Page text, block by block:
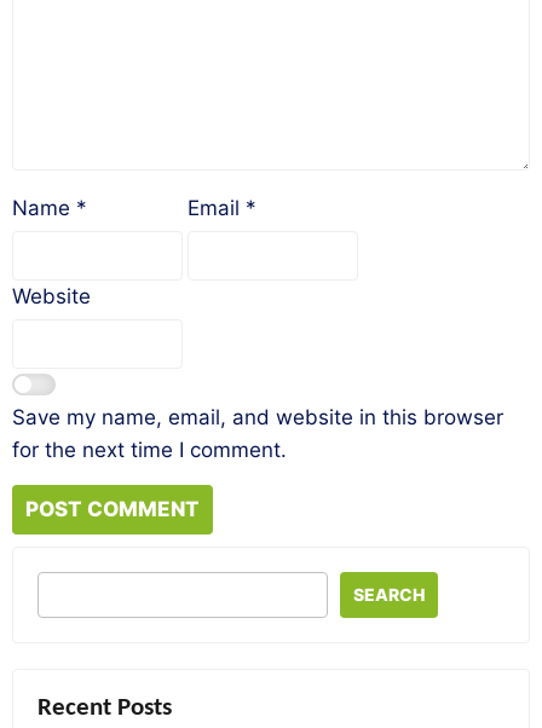
Name * Email *
Website
Save my name, email, and website in this browser
for the next time I comment.
SEARCH
Recent Posts